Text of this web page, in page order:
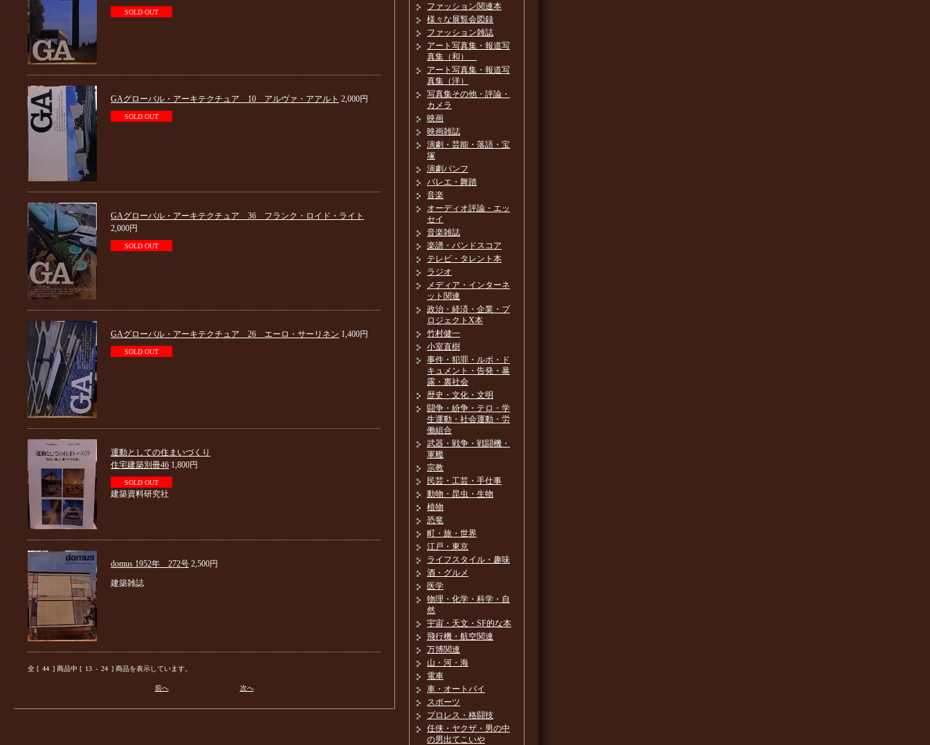
SOLD OUT
GAグローバル・アーキテクチュア 10 アルヴァ・アアルト 2,000円
SOLD OUT
GAグローバル・アーキテクチュア 36 フランク・ロイド・ライト
2,000円
SOLD OUT
GAグローバル・アーキテクチュア 26 エーロ・サーリネン 1,400円
SOLD OUT
運動としての住まいづくり
住宅建築別冊46 1,800円
SOLD OUT
建築資料研究社
domus 1952年 272号 2,500円
建築雑誌
全 [ 44 ] 商品中 [ 13 - 24 ] 商品を表示しています。
前へ 次へ
ファッション関連本
様々な展覧会図録
ファッション雑誌
アート写真集・報道写
真集（和）
アート写真集・報道写
真集（洋）
写真集その他・評論・
カメラ
映画
映画雑誌
演劇・芸能・落語・宝
塚
演劇パンフ
バレエ・舞踏
音楽
オーディオ評論・エッ
セイ
音楽雑誌
楽譜・バンドスコア
テレビ・タレント本
ラジオ
メディア・インターネ
ット関連
政治・経済・企業・プ
ロジェクトX本
竹村健一
小室直樹
事件・犯罪・ルポ・ド
キュメント・告発・暴
露・裏社会
歴史・文化・文明
闘争・紛争・テロ・学
生運動・社会運動・労
働組合
武器・戦争・戦闘機・
軍艦
宗教
民芸・工芸・手仕事
動物・昆虫・生物
植物
恐竜
町・旅・世界
江戸・東京
ライフスタイル・趣味
酒・グルメ
医学
物理・化学・科学・自
然
宇宙・天文・SF的な本
飛行機・航空関連
万博関連
山・河・海
電車
車・オートバイ
スポーツ
プロレス・格闘技
任侠・ヤクザ・男の中
の男出てこいや